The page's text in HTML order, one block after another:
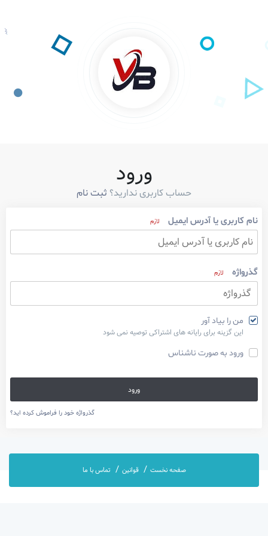
ورود
حساب کاربری ندارید؟ ثبت نام
نام کاربری یا آدرس ایمیل لازم
گذرواژه لازم
من را بیاد آور
این گزینه برای رایانه های اشتراکی توصیه نمی شود
ورود به صورت ناشناس
ورود
گذرواژه خود را فراموش کرده اید؟
صفحه نخست قوانین تماس با ما